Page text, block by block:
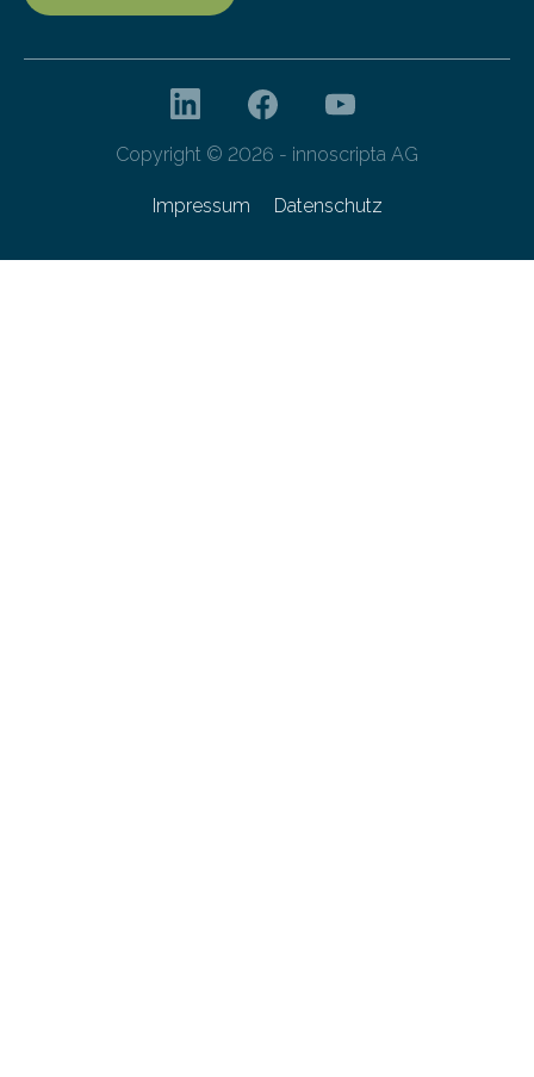
Copyright © 2026 - innoscripta AG
Impressum Datenschutz